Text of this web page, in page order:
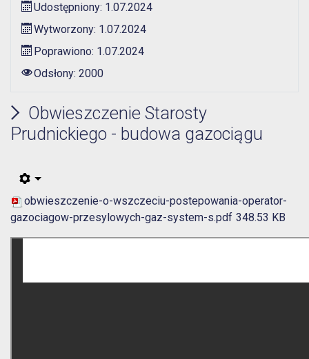
Udostępniony: 1.07.2024
Wytworzony: 1.07.2024
Poprawiono: 1.07.2024
Odsłony: 2000
Obwieszczenie Starosty
Prudnickiego - budowa gazociągu
obwieszczenie-o-wszczeciu-postepowania-operator-
gazociagow-przesylowych-gaz-system-s.pdf 348.53 KB